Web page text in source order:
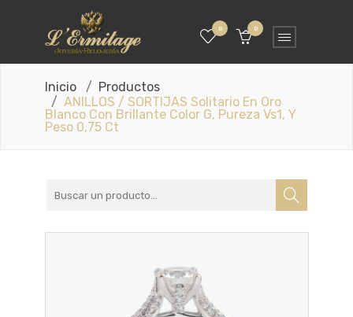
0 0
Inicio
Productos
ANILLOS / SORTIJAS Solitario En Oro
Blanco Con Brillante Color G, Pureza Vs1, Y
Peso 0,75 Ct